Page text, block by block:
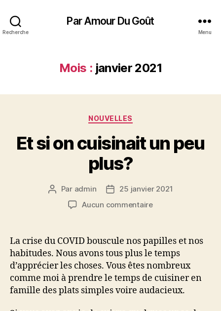
Recherche
Par Amour Du Goût
Menu
Mois : janvier 2021
Catégories
NOUVELLES
Et si on cuisinait un peu
plus?
Auteur
l’article
Par admin
Date25 janvier 2021
Aucun commentairesur
on
cuisinait
un
peu
plus?
La crise du COVID bouscule nos papilles et nos
habitudes. Nous avons tous plus le temps
d’apprécier les choses. Vous êtes nombreux
comme moi à prendre le temps de cuisiner en
famille des plats simples voire audacieux.